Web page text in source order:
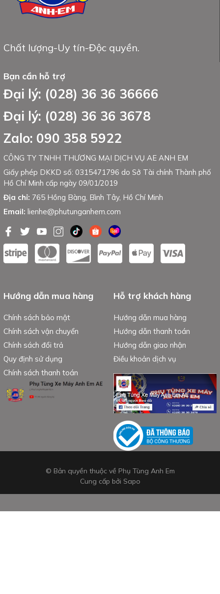
Chất lượng-Uy tín-Độc quyền.
Bạn cần hỗ trợ
Đại lý: (028) 36 36 36666
Đại lý: (028) 36 36 3678
Zalo: 090 358 5922
CÔNG TY TNHH THƯƠNG MẠI DỊCH VỤ AE ANH EM
Giấy phép DKKD số: 0315471796 do Sở Tài chính Thành phố
Hồ Chí Minh cấp ngày 09/01/2019
Địa chỉ: 765 Hồng Bàng, Bình Tây, Hồ Chí Minh
Email: lienhe@phutunganhem.com
Hướng dẫn mua hàng
Chính sách bảo mật
Chính sách vận chuyển
Chính sách đổi trả
Quy định sử dụng
Chính sách thanh toán
Hỗ trợ khách hàng
Hướng dẫn mua hàng
Hướng dẫn thanh toán
Hướng dẫn giao nhận
Điều khoản dịch vụ
© Bản quyền thuộc về Phụ Tùng Anh Em
Cung cấp bởi Sapo